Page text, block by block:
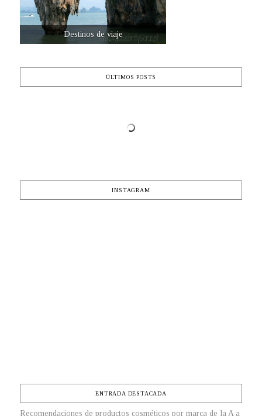
Destinos de viaje
ÚLTIMOS POSTS
INSTAGRAM
ENTRADA DESTACADA
Recomendaciones de productos cosméticos por marca de la A a